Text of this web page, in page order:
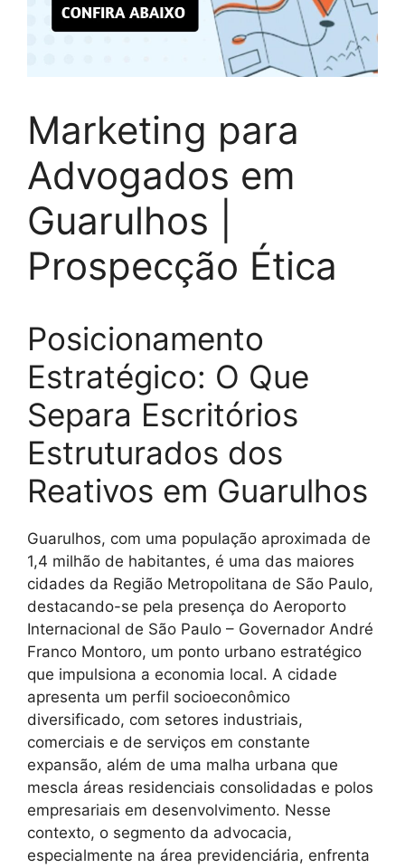
Marketing para
Advogados em
Guarulhos |
Prospecção Ética
Posicionamento
Estratégico: O Que
Separa Escritórios
Estruturados dos
Reativos em Guarulhos
Guarulhos, com uma população aproximada de
1,4 milhão de habitantes, é uma das maiores
cidades da Região Metropolitana de São Paulo,
destacando-se pela presença do Aeroporto
Internacional de São Paulo – Governador André
Franco Montoro, um ponto urbano estratégico
que impulsiona a economia local. A cidade
apresenta um perfil socioeconômico
diversificado, com setores industriais,
comerciais e de serviços em constante
expansão, além de uma malha urbana que
mescla áreas residenciais consolidadas e polos
empresariais em desenvolvimento. Nesse
contexto, o segmento da advocacia,
especialmente na área previdenciária, enfrenta